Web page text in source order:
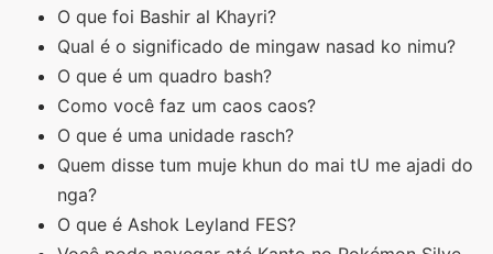
O que foi Bashir al Khayri?
Qual é o significado de mingaw nasad ko nimu?
O que é um quadro bash?
Como você faz um caos caos?
O que é uma unidade rasch?
Quem disse tum muje khun do mai tU me ajadi do
nga?
O que é Ashok Leyland FES?